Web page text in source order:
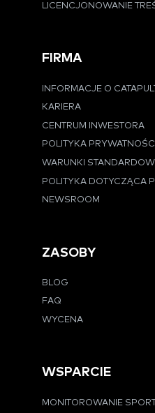
LICENCJONOWANIE
FIRMA
INFORMACJE O
KARIERA
CENTRUM INWESTORA
POLITYKA PRYWATNOŚCI
WARUNKI
POLITYKA DOTYCZĄCA
NEWSROOM
ZASOBY
BLOG
FAQ
WYCENA
WSPARCIE
MONITOROWANIE